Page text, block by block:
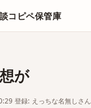
コピペ保管庫
が
登録: えっちな名無しさん